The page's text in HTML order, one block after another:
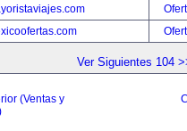
Ver Siguientes 104
(Ventas y